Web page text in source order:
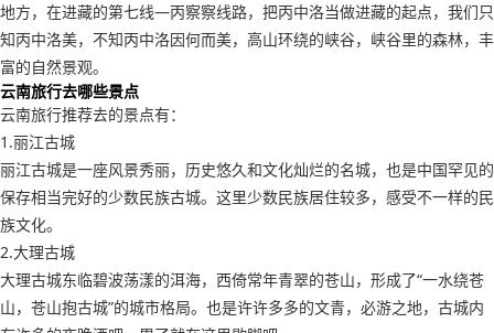
地方，在进藏的第七线—丙察察线路，把丙中洛当做进藏的起点，我们只
知丙中洛美，不知丙中洛因何而美，高山环绕的峡谷，峡谷里的森林，丰
富的自然景观。
云南旅行去哪些景点
云南旅行推荐去的景点有：
1.丽江古城
丽江古城是一座风景秀丽，历史悠久和文化灿烂的名城，也是中国罕见的
保存相当完好的少数民族古城。这里少数民族居住较多，感受不一样的民
族文化。
2.大理古城
大理古城东临碧波荡漾的洱海，西倚常年青翠的苍山，形成了“一水绕苍
山，苍山抱古城”的城市格局。也是许许多多的文青，必游之地，古城内